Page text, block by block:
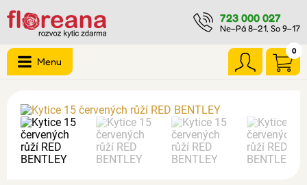
723 000 027
Ne–Pá 8–21, So 9–17
0
Menu